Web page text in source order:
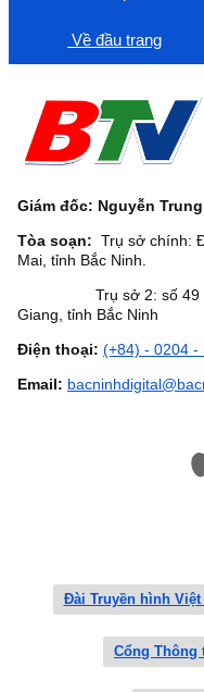
Về đầu trang
Giám đốc: Nguyễn
Tòa soạn: Trụ sở chính:
Mai, tỉnh Bắc Ninh.
Trụ sở 2: số 49
Giang, tỉnh Bắc Ninh
Điện thoại: (+84) - 0204 -
Email:
Đài Truyền hình Việt
Cổng Thông